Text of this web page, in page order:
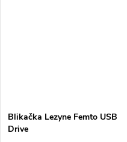
Blikačka Lezyne Femto USB
Drive